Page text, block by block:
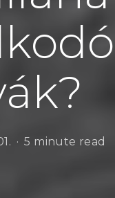
5 minute read